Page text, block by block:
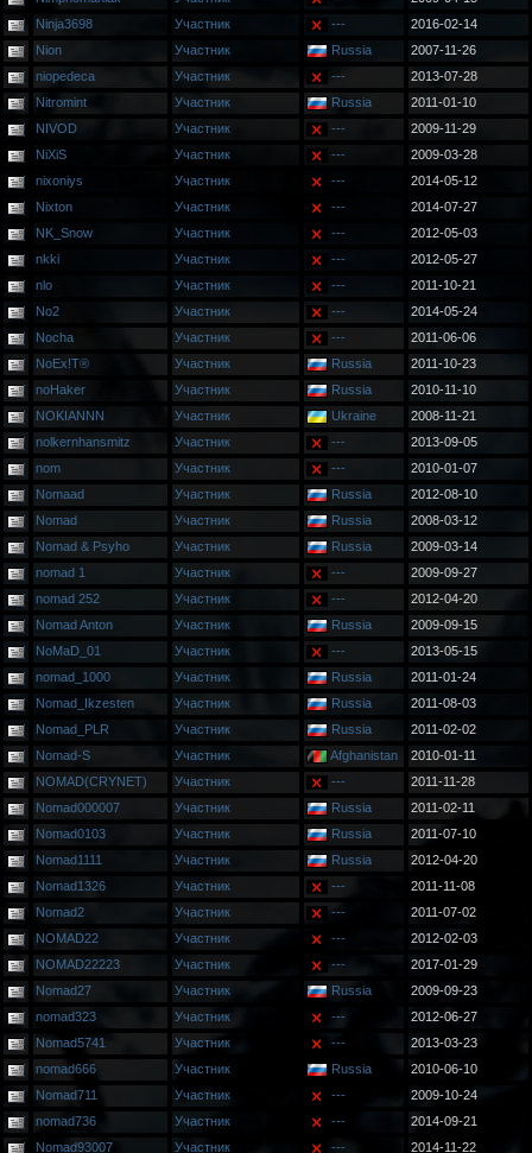
Ninja3698
Участник ---
2016-02-14
Nion
Участник Russia
2007-11-26
niopedeca
Участник ---
2013-07-28
Nitromint
Участник Russia
2011-01-10
NIVOD
Участник ---
2009-11-29
NiXiS
Участник ---
2009-03-28
nixoniys
Участник ---
2014-05-12
Nixton
Участник ---
2014-07-27
NK_Snow
Участник ---
2012-05-03
nkki
Участник ---
2012-05-27
nlo
Участник ---
2011-10-21
No2
Участник ---
2014-05-24
Nocha
Участник ---
2011-06-06
NoEx!T®
Участник Russia
2011-10-23
noHaker
Участник Russia
2010-11-10
NOKIANNN
Участник Ukraine
2008-11-21
nolkernhansmitz
Участник ---
2013-09-05
nom
Участник ---
2010-01-07
Nomaad
Участник Russia
2012-08-10
Nomad
Участник Russia
2008-03-12
Nomad & Psyho
Участник Russia
2009-03-14
nomad 1
Участник ---
2009-09-27
nomad 252
Участник ---
2012-04-20
Nomad Anton
Участник Russia
2009-09-15
NoMaD_01
Участник ---
2013-05-15
nomad_1000
Участник Russia
2011-01-24
Nomad_Ikzesten
Участник Russia
2011-08-03
Nomad_PLR
Участник Russia
2011-02-02
Nomad-S
Участник Afghanistan
2010-01-11
NOMAD(CRYNET)
Участник ---
2011-11-28
Nomad000007
Участник Russia
2011-02-11
Nomad0103
Участник Russia
2011-07-10
Nomad1111
Участник Russia
2012-04-20
Nomad1326
Участник ---
2011-11-08
Nomad2
Участник ---
2011-07-02
NOMAD22
Участник ---
2012-02-03
NOMAD22223
Участник ---
2017-01-29
Nomad27
Участник Russia
2009-09-23
nomad323
Участник ---
2012-06-27
Nomad5741
Участник ---
2013-03-23
nomad666
Участник Russia
2010-06-10
Nomad711
Участник ---
2009-10-24
nomad736
Участник ---
2014-09-21
Nomad93007
Участник --- 2014-11-22